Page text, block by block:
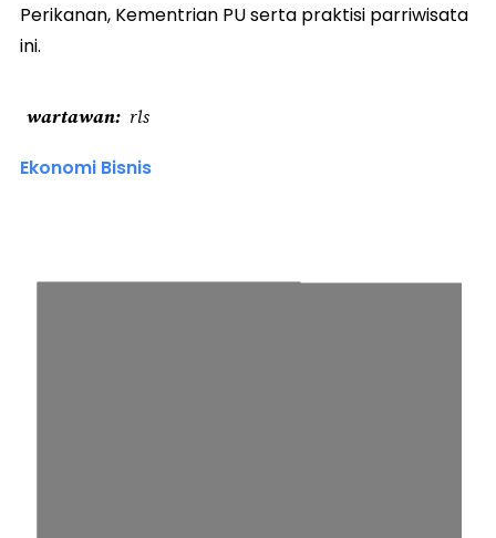
Perikanan, Kementrian PU serta praktisi parriwisata
ini.
wartawan rls
Ekonomi Bisnis